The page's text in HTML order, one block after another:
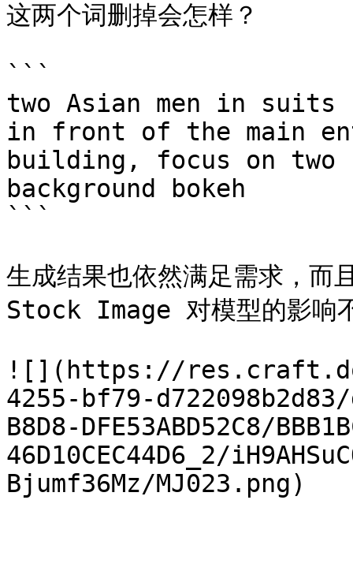
这两个词删掉会怎样？
```
two Asian men in suits
in front of the main
building, focus on two
background bokeh
```
生成结果也依然满足需求，而
Stock Image 对模型的影响
![](https://
4255-bf79-
B8D8-DFE53ABD52C8/
46D10CEC44D6_2/